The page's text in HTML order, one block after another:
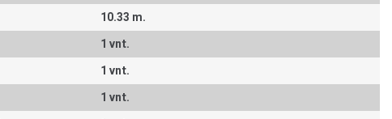
10.33 m.
1 vnt.
1 vnt.
1 vnt.